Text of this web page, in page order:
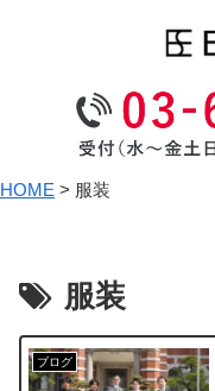
HOME > 服装
服装
ブログ